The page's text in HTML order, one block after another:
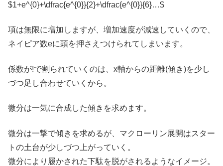
$1+e^{0}+\dfrac{e^{0}}{2}+\dfrac{e^{0}}{6}…$
項は無限に増加しますが、増加速度が減速していくので、
ネイピア数eに頭を押さえつけられてしまいます。
係数が!で割られていくのは、x軸からの距離(傾き)を少し
づつ足し合わせていくから。
微分は一気に合成した傾きを求めます。
微分は一撃で傾きを求めるが、マクローリン展開はスター
トの土台が少しづつ上がっていく。
微分により履かされた下駄を脱がされるようなイメージ。